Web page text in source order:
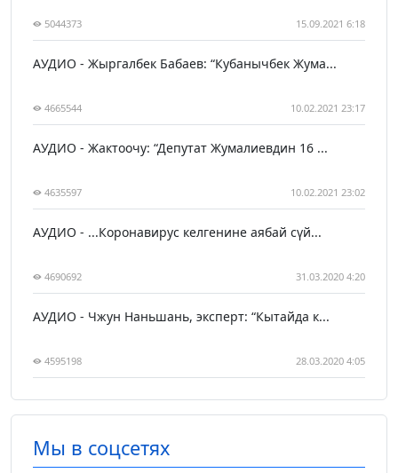
5044373 15.09.2021 6:18
АУДИО - Жыргалбек Бабаев: “Кубанычбек Жума...
4665544 10.02.2021 23:17
АУДИО - Жактоочу: “Депутат Жумалиевдин 16 ...
4635597 10.02.2021 23:02
АУДИО - ...Коронавирус келгенине аябай сүй...
4690692 31.03.2020 4:20
АУДИО - Чжун Наньшань, эксперт: “Кытайда к...
4595198 28.03.2020 4:05
Мы в соцсетях